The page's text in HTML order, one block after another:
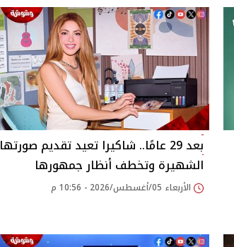
بعد 29 عامًا.. شاكيرا تعيد تقديم صورتها
الشهيرة وتخطف أنظار جمهورها
الأربعاء 05/أغسطس/2026 - 10:56 م